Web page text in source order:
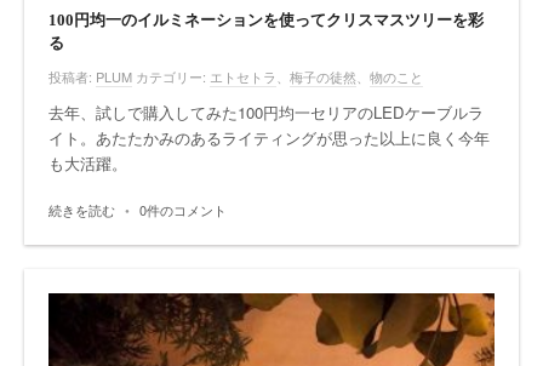
100円均一のイルミネーションを使ってクリスマスツリーを彩
る
投稿者: PLUM カテゴリー: エトセトラ 梅子の徒然 物のこと
去年、試しで購入してみた100円均一セリアのLEDケーブルラ
イト。あたたかみのあるライティングが思った以上に良く今年
も大活躍。
続きを読む • 0件のコメント